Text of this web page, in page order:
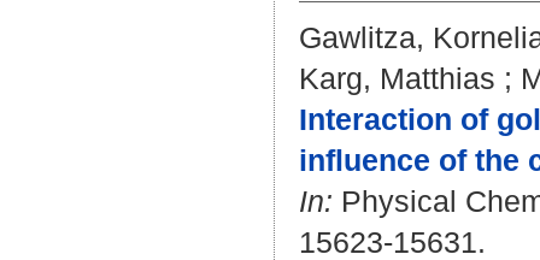
Gawlitza,
Karg, Matthias ;
Interaction of
influence of the
In: Physical
15623-15631.